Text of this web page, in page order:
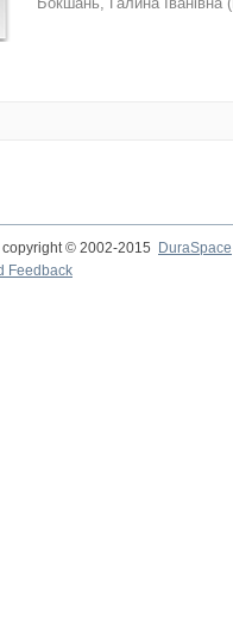
copyright © 2002-2015
DuraSpace
Feedback